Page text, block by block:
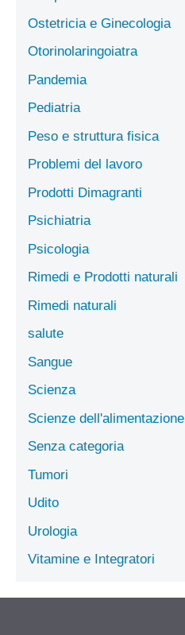
Ostetricia e Ginecologia
Otorinolaringoiatra
Pandemia
Pediatria
Peso e struttura fisica
Problemi del lavoro
Prodotti Dimagranti
Psichiatria
Psicologia
Rimedi e Prodotti naturali
Rimedi naturali
salute
Sangue
Scienza
Scienze dell'alimentazione
Senza categoria
Tumori
Udito
Urologia
Vitamine e Integratori